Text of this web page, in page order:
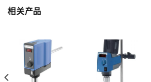
相关产品